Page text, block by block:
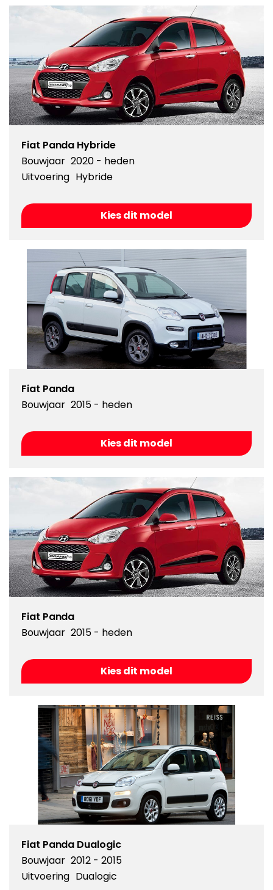
Fiat Panda Hybride
Bouwjaar 2020 - heden
Uitvoering Hybride
Kies dit model
Fiat Panda
Bouwjaar 2015 - heden
Kies dit model
Fiat Panda
Bouwjaar 2015 - heden
Kies dit model
Fiat Panda Dualogic
Bouwjaar 2012 - 2015
Uitvoering Dualogic